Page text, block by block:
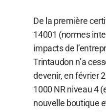
De la première
14001 (normes
impacts de
Trintaudon n’a
devenir, en février
1000 NR niveau 4
nouvelle boutique